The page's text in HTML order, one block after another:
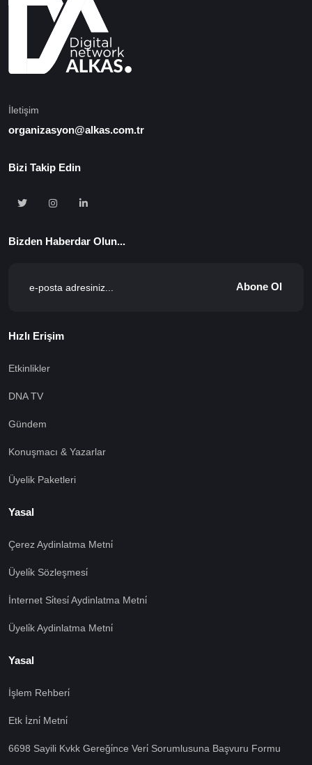
İletişim
organizasyon@alkas.com.tr
Bizi Takip Edin
Bizden Haberdar Olun...
Abone Ol
Hızlı Erişim
Etkinlikler
DNA TV
Gündem
Konuşmacı & Yazarlar
Üyelik Paketleri
Yasal
Çerez Aydinlatma Metni̇
Üyeli̇k Sözleşmesi̇
İnternet Si̇tesi̇ Aydinlatma Metni̇
Üyeli̇k Aydinlatma Metni̇
Yasal
İşlem Rehberi̇
Etk İzni̇ Metni̇
6698 Sayili Kvkk Gereği̇nce Veri̇ Sorumlusuna Başvuru Formu
🍪 Çerez Kullanıyoruz!
şekilde çerezler kullanmaktayız. Çerezleri nasıl